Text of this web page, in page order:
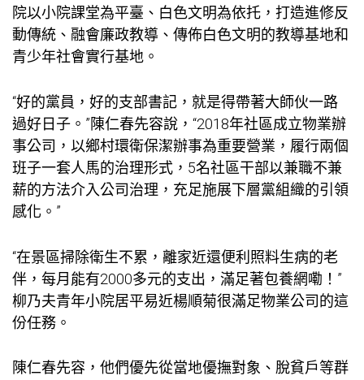
院以小院課堂為平臺、白色文明為依托，打造進修反
動傳統、融會廉政教導、傳佈白色文明的教導基地和
青少年社會實行基地。
“好的黨員，好的支部書記，就是得帶著大師伙一路
過好日子。”陳仁春先容說，“2018年社區成立物業辦
事公司，以鄉村環衛保潔辦事為重要營業，履行兩個
班子一套人馬的治理形式，5名社區干部以兼職不兼
薪的方法介入公司治理，充足施展下層黨組織的引領
感化。”
“在景區掃除衛生不累，離家近還便利照料生病的老
伴，每月能有2000多元的支出，滿足著包養網嘞！”
柳乃夫青年小院居平易近楊順菊很滿足物業公司的這
份任務。
陳仁春先容，他們優先從當地優撫對象、脫貧戶等群